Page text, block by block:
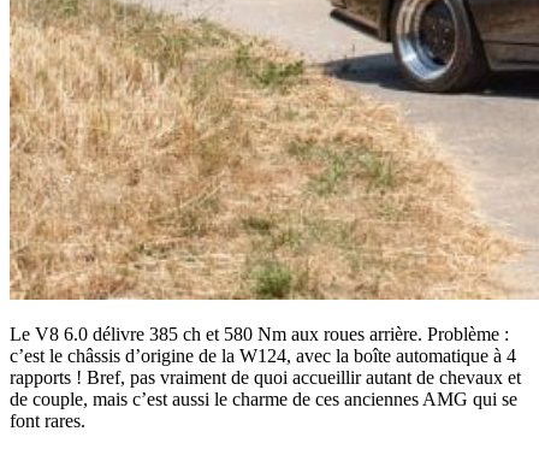
Le V8 6.0 délivre 385 ch et 580 Nm aux roues arrière. Problème :
c’est le châssis d’origine de la W124, avec la boîte automatique à 4
rapports ! Bref, pas vraiment de quoi accueillir autant de chevaux et
de couple, mais c’est aussi le charme de ces anciennes AMG qui se
font rares.